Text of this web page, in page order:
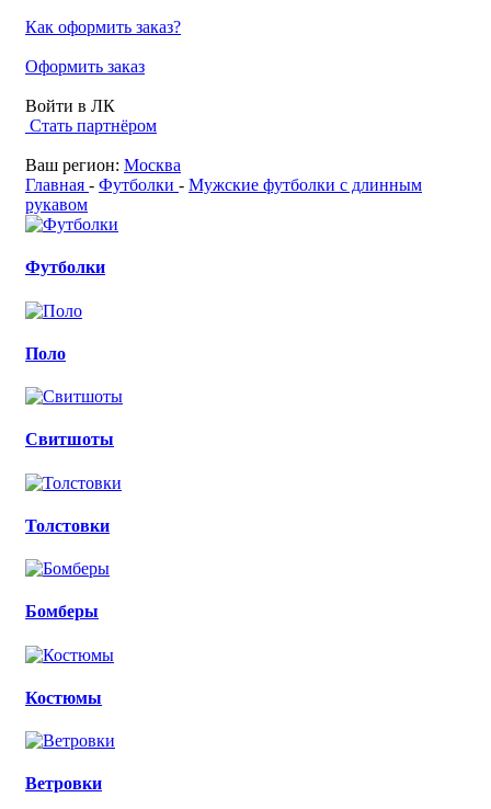
Как оформить заказ?
Оформить заказ
Войти в ЛК
Стать партнёром
Ваш регион: Москва
Главная - Футболки - Мужские футболки с длинным
рукавом
Футболки
Поло
Свитшоты
Толстовки
Бомберы
Костюмы
Ветровки